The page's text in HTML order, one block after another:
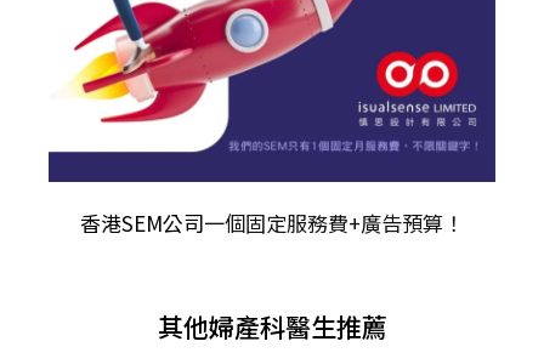
香港SEM公司一個固定服務費+廣告預算！
其他婦產科醫生推薦